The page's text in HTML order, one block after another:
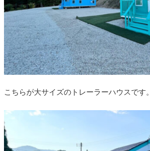
こちらが大サイズのトレーラーハウスです。